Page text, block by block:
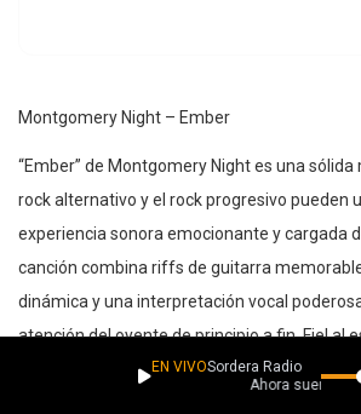
Montgomery Night – Ember
“Ember” de Montgomery Night es una sólida
rock alternativo y el rock progresivo pueden
experiencia sonora emocionante y cargada
canción combina riffs de guitarra
dinámica y una interpretación vocal
atención del oyente de principio a fin. Fiel al
composición se apoya en una narrativa
EN VIVOSordera Radio
Ahora suena